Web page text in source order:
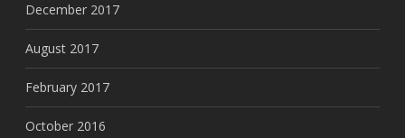
December 2017
August 2017
February 2017
October 2016